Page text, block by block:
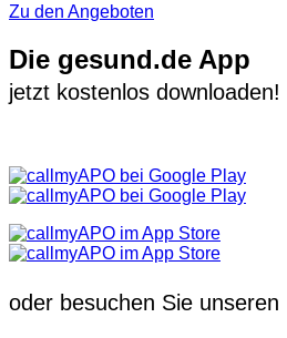
Zu den Angeboten
Die gesund.de App
jetzt kostenlos downloaden!
oder besuchen Sie unseren